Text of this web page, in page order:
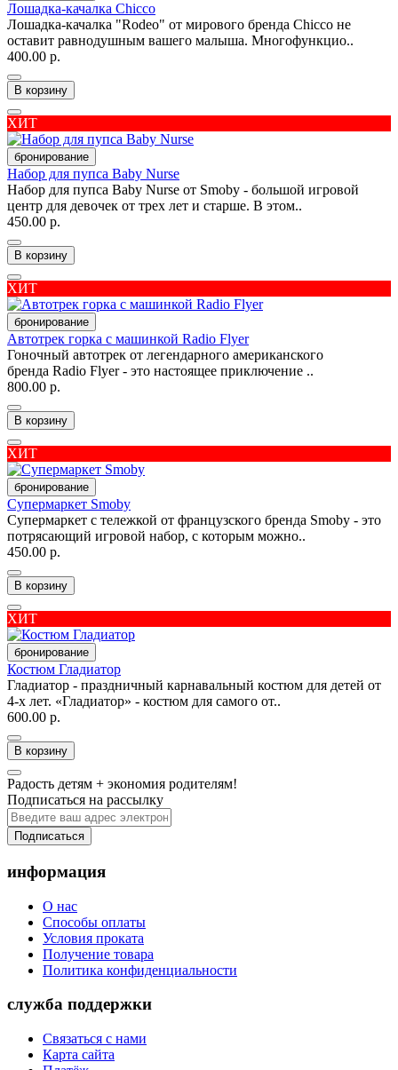
Лошадка-качалка Chicco
Лошадка-качалка "Rodeo" от мирового бренда Chicco не
оставит равнодушным вашего малыша. Многофункцио..
400.00 р.
В корзину
ХИТ
бронирование
Набор для пупса Baby Nurse
Набор для пупса Baby Nurse от Smoby - большой игровой
центр для девочек от трех лет и старше. В этом..
450.00 р.
В корзину
ХИТ
бронирование
Автотрек горка с машинкой Radio Flyer
Гоночный автотрек от легендарного американского
бренда Radio Flyer - это настоящее приключение ..
800.00 р.
В корзину
ХИТ
бронирование
Супермаркет Smoby
Супермаркет с тележкой от французского бренда Smoby - это
потрясающий игровой набор, с которым можно..
450.00 р.
В корзину
ХИТ
бронирование
Костюм Гладиатор
Гладиатор - праздничный карнавальный костюм для детей от
4-х лет. «Гладиатор» - костюм для самого от..
600.00 р.
В корзину
Радость детям + экономия родителям!
Подписаться на рассылку
Подписаться
информация
О нас
Способы оплаты
Условия проката
Получение товара
Политика конфиденциальности
служба поддержки
Связаться с нами
Карта сайта